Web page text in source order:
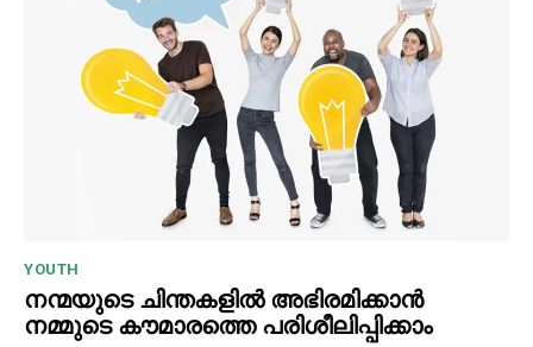
YOUTH
നന്മയുടെ ചിന്തകളിൽ അഭിരമിക്കാൻ
നമ്മുടെ കൗമാരത്തെ പരിശീലിപ്പിക്കാം